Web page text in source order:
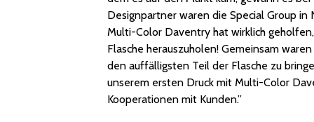
Designpartner waren die Special Group
Multi-Color Daventry hat wirklich
Flasche herauszuholen! Gemeinsam
den auffälligsten Teil der Flasche zu
unserem ersten Druck mit Multi-Color
Kooperationen mit Kunden.”